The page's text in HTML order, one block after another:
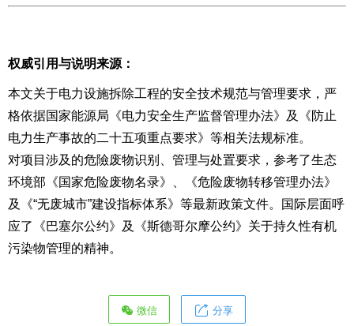
权威引用与说明来源：
本文关于电力设施拆除工程的安全技术规范与管理要求，严
格依据国家能源局《电力安全生产监督管理办法》及《防止
电力生产事故的二十五项重点要求》等相关法规标准。
对项目涉及的危險废物识别、管理与处置要求，参考了生态
环境部《国家危险废物名录》、《危险废物转移管理办法》
及《“无废城市”建设指标体系》等最新政策文件。国际层面呼
应了《巴塞尔公约》及《斯德哥尔摩公约》关于持久性有机
污染物管理的精神。
微信 分享